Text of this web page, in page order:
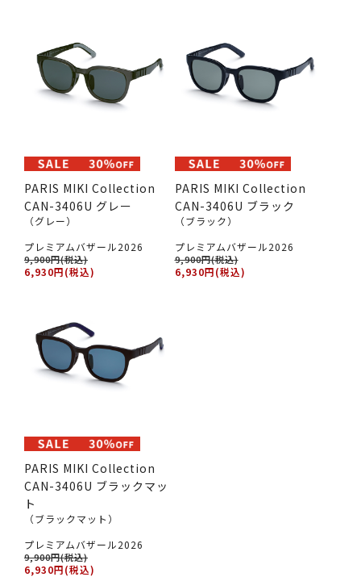
PARIS MIKI Collection
CAN-3406U グレー
（グレー）
プレミアムバザール2026
9,900円(税込)
6,930円(税込)
PARIS MIKI Collection
CAN-3406U ブラック
（ブラック）
プレミアムバザール2026
9,900円(税込)
6,930円(税込)
PARIS MIKI Collection
CAN-3406U ブラックマッ
ト
（ブラックマット）
プレミアムバザール2026
9,900円(税込)
6,930円(税込)